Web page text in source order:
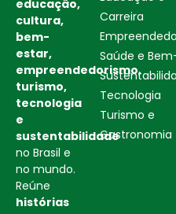
educação,
cultura,
bem-
estar,
empreendedorismo,
turismo,
tecnologia
e
sustentabilidade
no Brasil e
no mundo.
Reúne
histórias
Carreira
Saúde e
Tecnologia
Turismo e
Gastronomia